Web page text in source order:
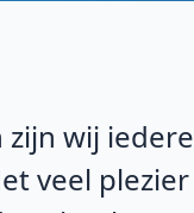
zijn wij iedere
veel plezier